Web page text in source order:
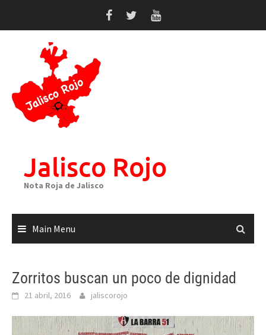
Jalisco Rojo
Nota Roja de Jalisco
Main Menu
Zorritos buscan un poco de dignidad
21 abril, 2016 jaliscorojo